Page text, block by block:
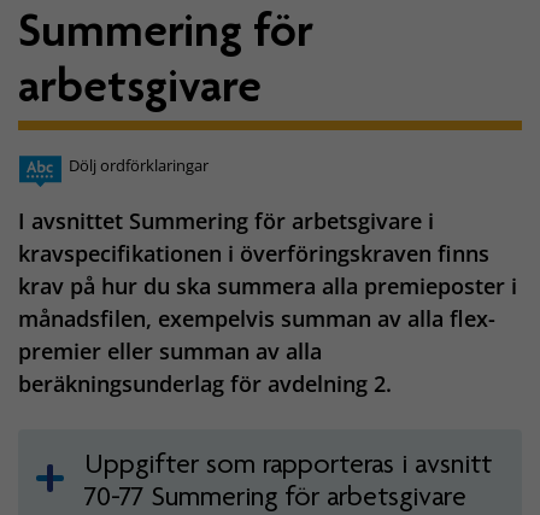
Summering för
arbetsgivare
Dölj ordförklaringar
I avsnittet Summering för arbetsgivare i
kravspecifikationen i överföringskraven finns
krav på hur du ska summera alla premieposter i
månadsfilen, exempelvis summan av alla flex-
premier eller summan av alla
beräkningsunderlag för avdelning 2.
Uppgifter som rapporteras i avsnitt
70-77 Summering för arbetsgivare